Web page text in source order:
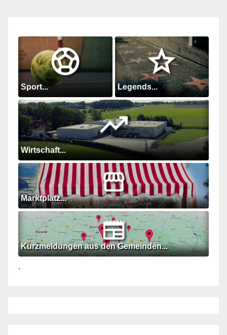
Sport... Legends...
Wirtschaft...
Marktplatz...
Kurzmeldungen aus den Gemeinden...
.